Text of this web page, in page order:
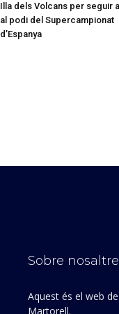
Illa dels Volcans per seguir
al podi del Supercampionat
d’Espanya
Sobre
Aquest és el web
Martorell.